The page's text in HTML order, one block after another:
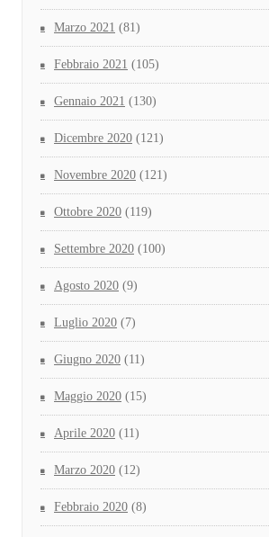
Marzo 2021 (81)
Febbraio 2021 (105)
Gennaio 2021 (130)
Dicembre 2020 (121)
Novembre 2020 (121)
Ottobre 2020 (119)
Settembre 2020 (100)
Agosto 2020 (9)
Luglio 2020 (7)
Giugno 2020 (11)
Maggio 2020 (15)
Aprile 2020 (11)
Marzo 2020 (12)
Febbraio 2020 (8)